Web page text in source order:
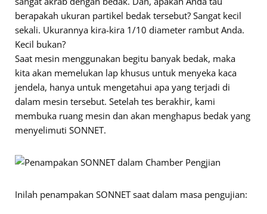
berapakah ukuran partikel bedak tersebut? Sangat kecil
sekali. Ukurannya kira-kira 1/10 diameter rambut Anda.
Kecil bukan?
Saat mesin menggunakan begitu banyak bedak, maka
kita akan memelukan lap khusus untuk menyeka kaca
jendela, hanya untuk mengetahui apa yang terjadi di
dalam mesin tersebut. Setelah tes berakhir, kami
membuka ruang mesin dan akan menghapus bedak yang
menyelimuti SONNET.
Inilah penampakan SONNET saat dalam masa pengujian: